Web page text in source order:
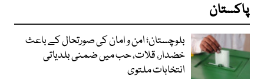
پاکستان
بلوچستان؛ امن و امان کی صورتحال کے باعث
خضدار، قلات، حب میں ضمنی بلدیاتی
انتخابات ملتوی